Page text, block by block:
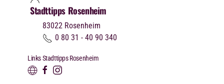
Stadttipps Rosenheim
83022 Rosenheim
0 80 31 - 40 90 340
Links Stadttipps Rosenheim